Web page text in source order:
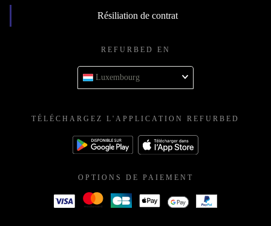
Résiliation de contrat
REFURBED EN
Luxembourg
TÉLÉCHARGEZ L'APPLICATION REFURBED
OPTIONS DE PAIEMENT